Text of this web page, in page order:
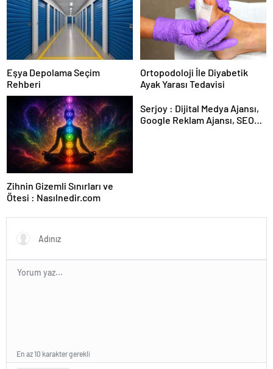
Eşya Depolama Seçim
Rehberi
Ortopodoloji İle Diyabetik
Ayak Yarası Tedavisi
Zihnin Gizemli Sınırları ve
Ötesi : Nasılnedir.com
Serjoy : Dijital Medya Ajansı,
Google Reklam Ajansı, SEO
En az 10 karakter gerekli